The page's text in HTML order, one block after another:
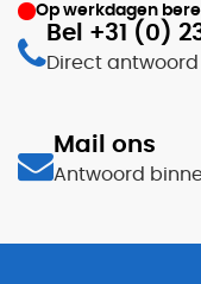
Op werkdagen
Bel +31 (0)
Direct antwoord
Mail ons
Antwoord